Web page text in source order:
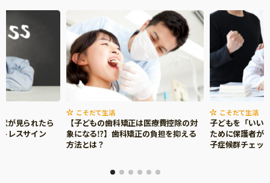
個⼈情報について
お問い合わせ
が見られたら
レスサイン
こそだて生活
【子どもの歯科矯正は医療費控除の対
象になる⁉】歯科矯正の負担を抑える
方法とは？
こそだて生活
子どもを「いい
ために保護者が
子症候群チェッ